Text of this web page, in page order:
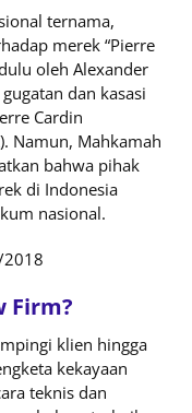
ternama,
merek “Pierre
oleh Alexander
dan kasasi
Cardin
Namun, Mahkamah
bahwa pihak
di Indonesia
nasional.
2018
Firm?
klien hingga
kekayaan
teknis dan